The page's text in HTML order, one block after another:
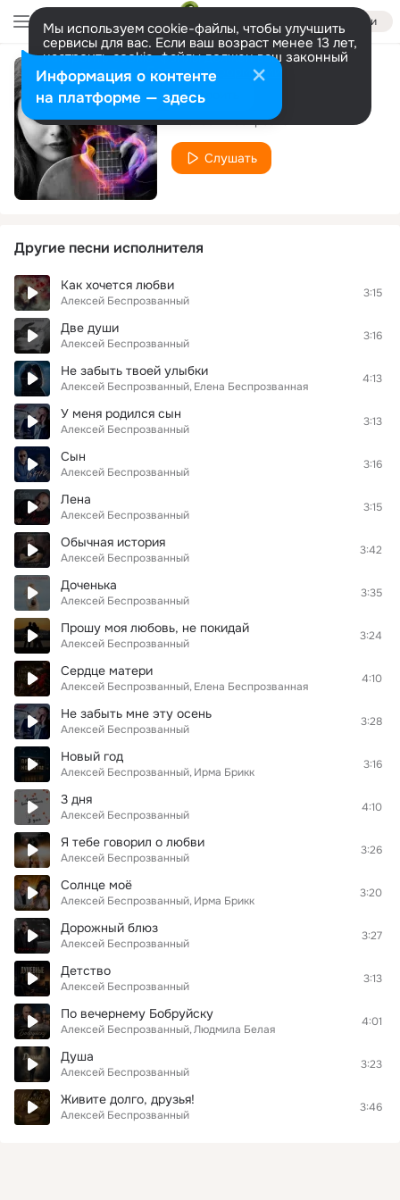
Войти
Мы используем cookie-файлы, чтобы улучшить
сервисы для вас. Если ваш возраст менее 13 лет,
настроить cookie-файлы должен ваш законный
представитель. Больше информации
Разрешить все Настроить
Как хочется любви
Алексей Беспрозванный
Слушать
Другие песни исполнителя
Как хочется любви
Алексей Беспрозванный
3:15
Две души
Алексей Беспрозванный
3:16
Не забыть твоей улыбки
Алексей Беспрозванный Елена Беспрозванная
4:13
У меня родился сын
Алексей Беспрозванный
3:13
Сын
Алексей Беспрозванный
3:16
Лена
Алексей Беспрозванный
3:15
Обычная история
Алексей Беспрозванный
3:42
Доченька
Алексей Беспрозванный
3:35
Прошу моя любовь, не покидай
Алексей Беспрозванный
3:24
Сердце матери
Алексей Беспрозванный Елена Беспрозванная
4:10
Не забыть мне эту осень
Алексей Беспрозванный
3:28
Новый год
Алексей Беспрозванный Ирма Брикк
3:16
3 дня
Алексей Беспрозванный
4:10
Я тебе говорил о любви
Алексей Беспрозванный
3:26
Солнце моё
Алексей Беспрозванный Ирма Брикк
3:20
Дорожный блюз
Алексей Беспрозванный
3:27
Детство
Алексей Беспрозванный
3:13
По вечернему Бобруйску
Алексей Беспрозванный Людмила Белая
4:01
Душа
Алексей Беспрозванный
3:23
Живите долго, друзья!
Алексей Беспрозванный
3:46
Информация о контенте
на платформе — здесь